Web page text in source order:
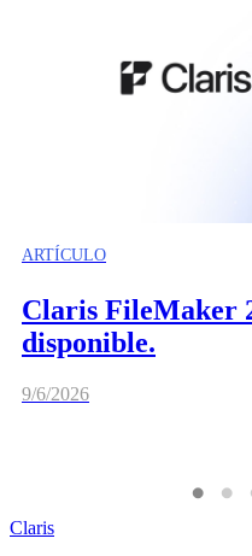
ARTÍCULO
Claris FileMaker
disponible.
9/6/2026
Claris